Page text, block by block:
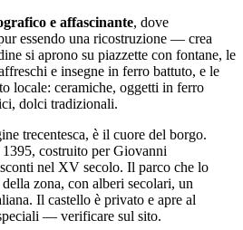
e affascinante, dove
essendo una ricostruzione — crea
si aprono su piazzette con fontane, le
e insegne in ferro battuto, e le
locale: ceramiche, oggetti in ferro
dolci tradizionali.
trecentesca, è il cuore del borgo.
costruito per Giovanni
nel XV secolo. Il parco che lo
zona, con alberi secolari, un
Il castello è privato e apre al
— verificare sul sito.